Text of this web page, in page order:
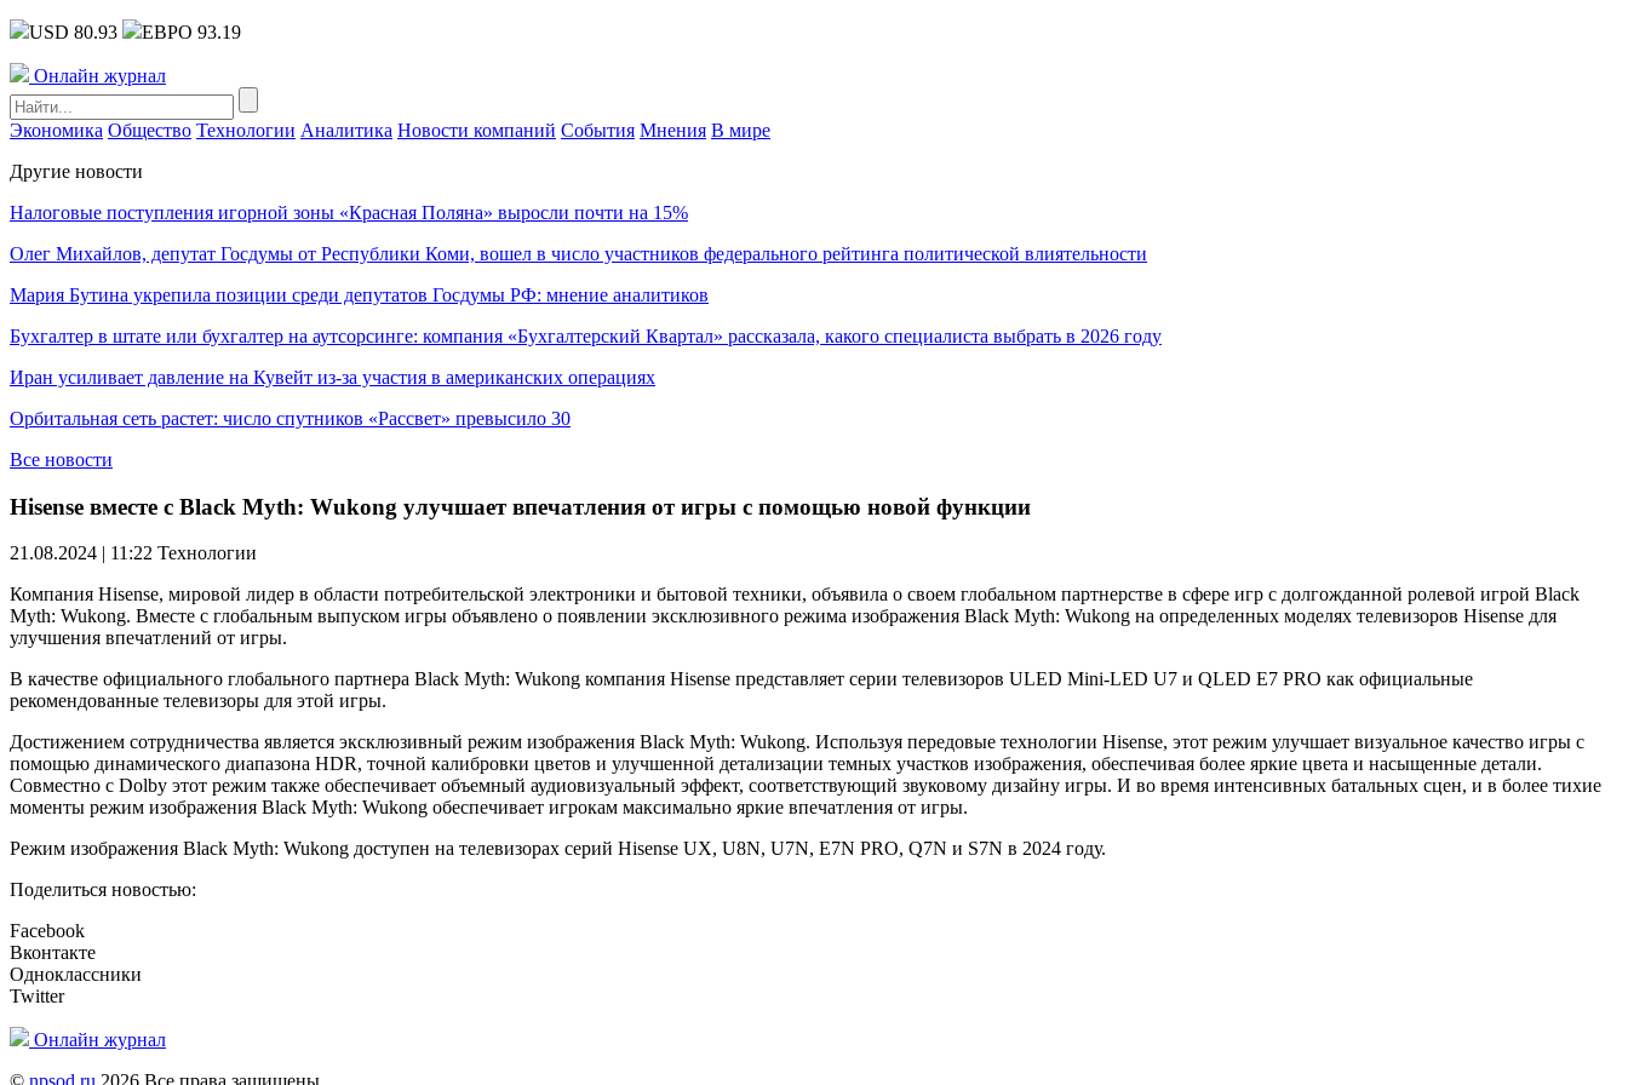
USD 80.93 ЕВРО 93.19
Онлайн журнал
Экономика Общество Технологии Аналитика Новости компаний События Мнения В мире
Другие новости
Налоговые поступления игорной зоны «Красная Поляна» выросли почти на 15%
Олег Михайлов, депутат Госдумы от Республики Коми, вошел в число участников федерального рейтинга политической влиятельности
Мария Бутина укрепила позиции среди депутатов Госдумы РФ: мнение аналитиков
Бухгалтер в штате или бухгалтер на аутсорсинге: компания «Бухгалтерский Квартал» рассказала, какого специалиста выбрать в 2026 году
Иран усиливает давление на Кувейт из-за участия в американских операциях
Орбитальная сеть растет: число спутников «Рассвет» превысило 30
Все новости
Hisense вместе с Black Myth: Wukong улучшает впечатления от игры с помощью новой функции
21.08.2024 | 11:22 Технологии
Компания Hisense, мировой лидер в области потребительской электроники и бытовой техники, объявила о своем глобальном партнерстве в сфере игр с долгожданной ролевой игрой Black
Myth: Wukong. Вместе с глобальным выпуском игры объявлено о появлении эксклюзивного режима изображения Black Myth: Wukong на определенных моделях телевизоров Hisense для
улучшения впечатлений от игры.
В качестве официального глобального партнера Black Myth: Wukong компания Hisense представляет серии телевизоров ULED Mini-LED U7 и QLED E7 PRO как официальные
рекомендованные телевизоры для этой игры.
Достижением сотрудничества является эксклюзивный режим изображения Black Myth: Wukong. Используя передовые технологии Hisense, этот режим улучшает визуальное качество игры с
помощью динамического диапазона HDR, точной калибровки цветов и улучшенной детализации темных участков изображения, обеспечивая более яркие цвета и насыщенные детали.
Совместно с Dolby этот режим также обеспечивает объемный аудиовизуальный эффект, соответствующий звуковому дизайну игры. И во время интенсивных батальных сцен, и в более тихие
моменты режим изображения Black Myth: Wukong обеспечивает игрокам максимально яркие впечатления от игры.
Режим изображения Black Myth: Wukong доступен на телевизорах серий Hisense UX, U8N, U7N, E7N PRO, Q7N и S7N в 2024 году.
Поделиться новостью:
Facebook
Вконтакте
Одноклассники
Twitter
Онлайн журнал